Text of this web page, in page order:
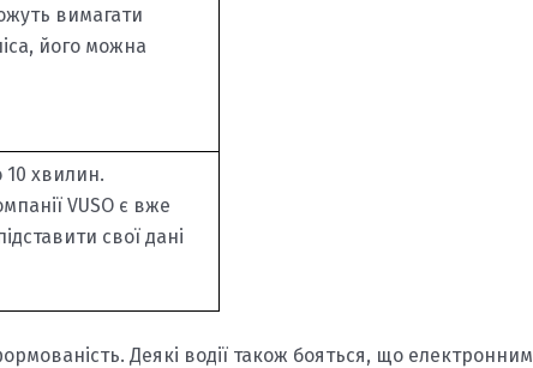
вимагати
його можна
10 хвилин.
VUSO є вже
свої дані
Деякі водії також бояться, що електронним